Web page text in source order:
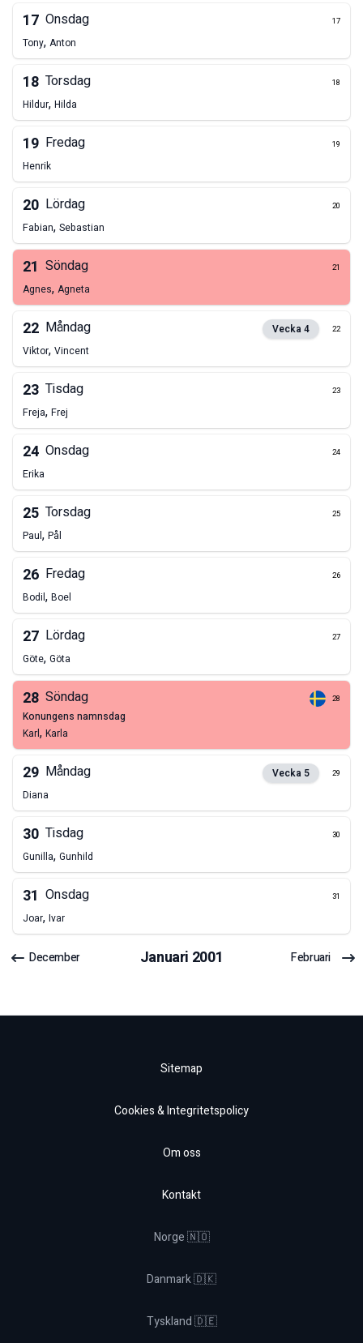
17 Onsdag 17
Tony, Anton
18 Torsdag 18
Hildur, Hilda
19 Fredag 19
Henrik
20 Lördag 20
Fabian, Sebastian
21 Söndag 21
Agnes, Agneta
22 Måndag Vecka4 22
Viktor, Vincent
23 Tisdag 23
Freja, Frej
24 Onsdag 24
Erika
25 Torsdag 25
Paul, Pål
26 Fredag 26
Bodil, Boel
27 Lördag 27
Göte, Göta
28 Söndag 28
konungens namnsdag
Karl, Karla
29 Måndag Vecka 5 29
Diana
30 Tisdag 30
Gunilla, Gunhild
31 Onsdag 31
Joar, Ivar
December Januari 2001 Februari
Sitemap
Cookies & Integritetspolicy
Om oss
Kontakt
Norge 🇳🇴
Danmark 🇩🇰
Tyskland 🇩🇪